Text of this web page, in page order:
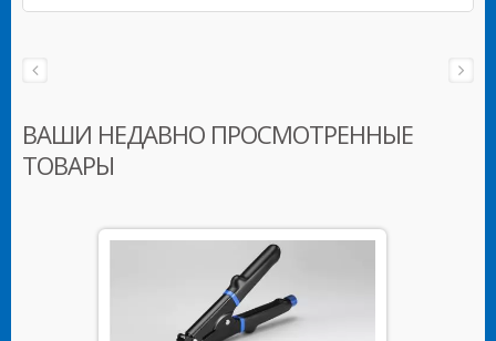
ВАШИ НЕДАВНО ПРОСМОТРЕННЫЕ
ТОВАРЫ